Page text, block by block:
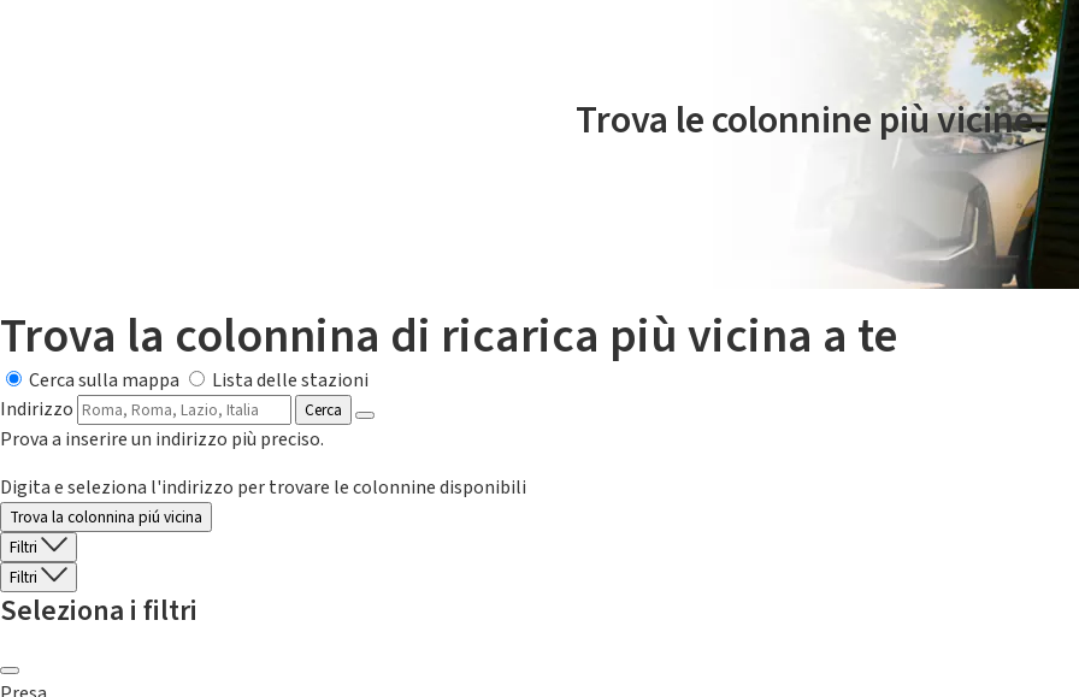
Trova le colonnine più vicine.
Trova la colonnina di ricarica più vicina a te
Cerca sulla mappa
Lista delle stazioni
Indirizzo
Cerca
Prova a inserire un indirizzo più preciso.
Digita e seleziona l'indirizzo per trovare le colonnine disponibili
Trova la colonnina piú vicina
Filtri
Filtri
Seleziona i filtri